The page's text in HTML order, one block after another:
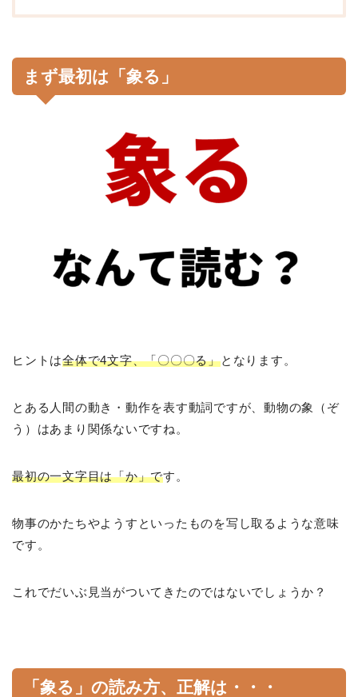
まず最初は「象る」
ヒントは全体で4文字、「〇〇〇る」となります。
とある人間の動き・動作を表す動詞ですが、動物の象（ぞ
う）はあまり関係ないですね。
最初の一文字目は「か」です。
物事のかたちやようすといったものを写し取るような意味
です。
これでだいぶ見当がついてきたのではないでしょうか？
「象る」の読み方、正解は・・・